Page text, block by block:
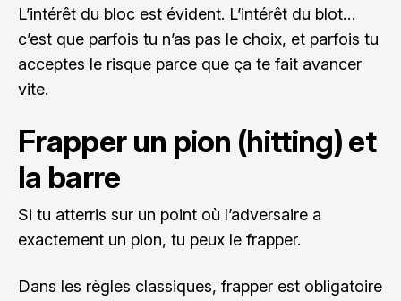
L’intérêt du bloc est évident. L’intérêt du blot…
c’est que parfois tu n’as pas le choix, et parfois tu
acceptes le risque parce que ça te fait avancer
vite.
Frapper un pion (hitting) et
la barre
Si tu atterris sur un point où l’adversaire a
exactement un pion, tu peux le frapper.
Dans les règles classiques, frapper est obligatoire